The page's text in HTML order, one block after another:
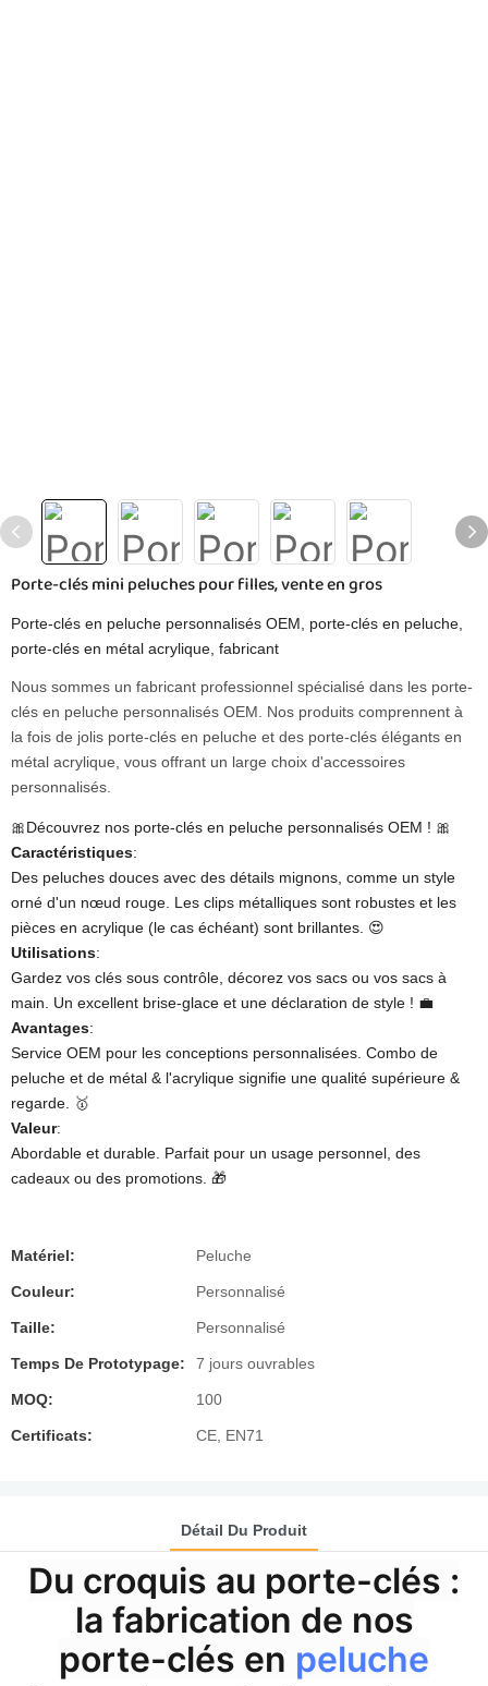
Porte-clés mini peluches pour filles, vente en gros
Porte-clés en peluche personnalisés OEM, porte-clés en peluche,
porte-clés en métal acrylique, fabricant
Nous sommes un fabricant professionnel spécialisé dans les porte-
clés en peluche personnalisés OEM. Nos produits comprennent à
la fois de jolis porte-clés en peluche et des porte-clés élégants en
métal acrylique, vous offrant un large choix d'accessoires
personnalisés.
🎀Découvrez nos porte-clés en peluche personnalisés OEM ! 🎀
Caractéristiques​:
Des peluches douces avec des détails mignons, comme un style
orné d'un nœud rouge. Les clips métalliques sont robustes et les
pièces en acrylique (le cas échéant) sont brillantes. 😍
​Utilisations​​:
Gardez vos clés sous contrôle, décorez vos sacs ou vos sacs à
main. Un excellent brise-glace et une déclaration de style ! 💼
Avantages​:
Service OEM pour les conceptions personnalisées. Combo de
peluche et de métal & l'acrylique signifie une qualité supérieure &
regarde. 🥇
​Valeur​​:
Abordable et durable. Parfait pour un usage personnel, des
cadeaux ou des promotions. 🎁
Matériel: Peluche
Couleur: Personnalisé
Taille: Personnalisé
Temps De Prototypage: 7 jours ouvrables
MOQ: 100
Certificats: CE, EN71
Détail Du Produit
Du croquis au porte-clés :
la fabrication de nos
porte-clés en peluche